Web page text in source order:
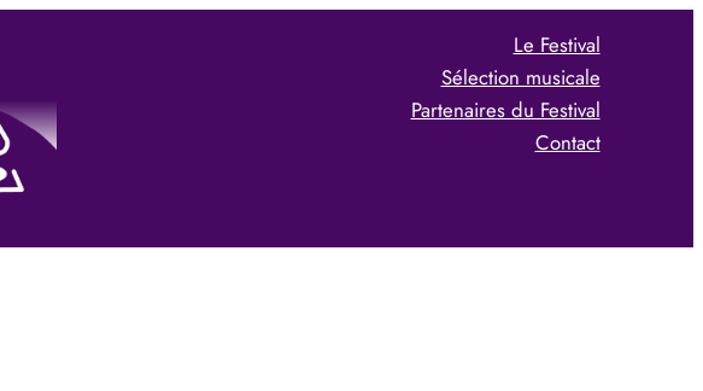
Le Festival
Sélection musicale
Partenaires du Festival
Contact